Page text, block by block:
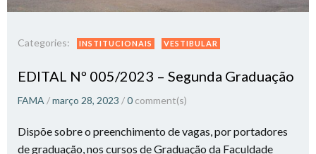
Categories: INSTITUCIONAIS VESTIBULAR
EDITAL Nº 005/2023 – Segunda Graduação
FAMA /março 28, 2023 /0 comment(s)
Dispõe sobre o preenchimento de vagas, por portadores
de graduação, nos cursos de Graduação da Faculdade